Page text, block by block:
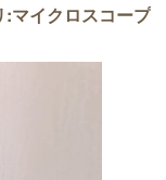
:マイクロスコープ